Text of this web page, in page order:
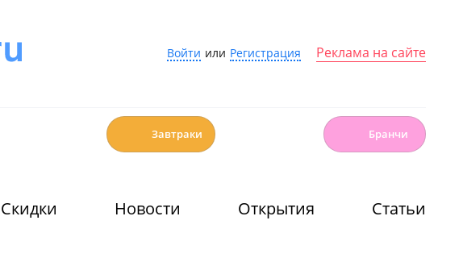
Войти или Регистрация Реклама на сайте
Завтраки Бранчи
Скидки Новости Открытия Статьи